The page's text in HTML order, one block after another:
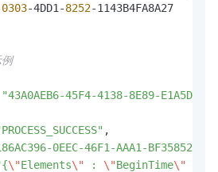
0303-4DD1 -8252-
"43A0AEB6-45F4-4138-8E89-
,
0EEC-46F1-AAA1-
\"Elements\" : \"BeginTime\"